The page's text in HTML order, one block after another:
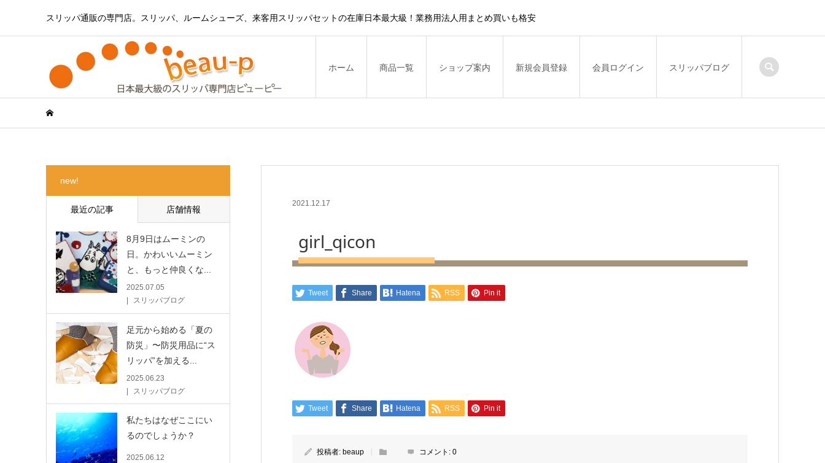
スリッパ通販の専門店。スリッパ、ルームシューズ、来客用スリッパセットの在庫日本最大級！業務用法人用まとめ買いも格安
ホーム 商品一覧 ショップ案内 新規会員登録 会員ログイン スリッパブログ
2021.12.17
girl_qicon
Tweet Share Hatena RSS Pin it
Tweet Share Hatena RSS Pin it
投稿者: beaup コメント: 0
new!
最近の記事 店舗情報
8月9日はムーミンの
日。かわいいムーミン
と、もっと仲良くな...
2025.07.05
スリッパブログ
足元から始める「夏の
防災」〜防災用品に“ス
リッパ”を加える...
2025.06.23
スリッパブログ
私たちはなぜここにい
るのでしょうか？
2025.06.12